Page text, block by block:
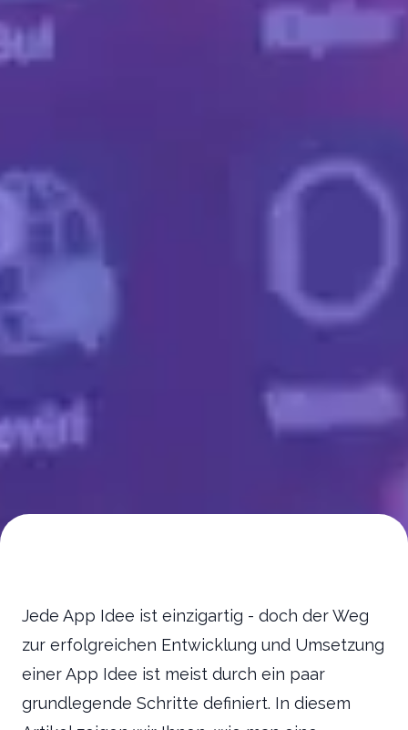
Jede App Idee ist einzigartig - doch der Weg
zur erfolgreichen Entwicklung und Umsetzung
einer App Idee ist meist durch ein paar
grundlegende Schritte definiert. In diesem